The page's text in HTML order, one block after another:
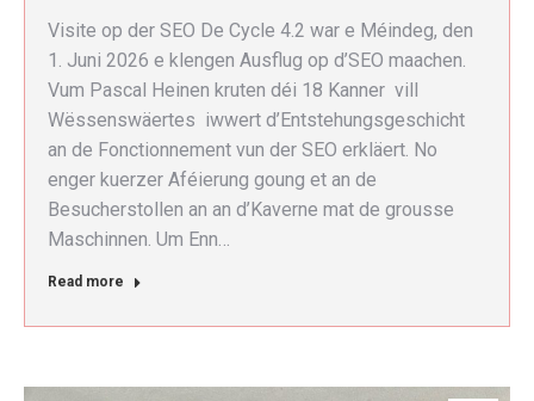
Visite op der SEO De Cycle 4.2 war e Méindeg, den
1. Juni 2026 e klengen Ausflug op d’SEO maachen.
Vum Pascal Heinen kruten déi 18 Kanner vill
Wëssenswäertes iwwert d’Entstehungsgeschicht
an de Fonctionnement vun der SEO erkläert. No
enger kuerzer Aféierung goung et an de
Besucherstollen an an d’Kaverne mat de grousse
Maschinnen. Um Enn…
Read more